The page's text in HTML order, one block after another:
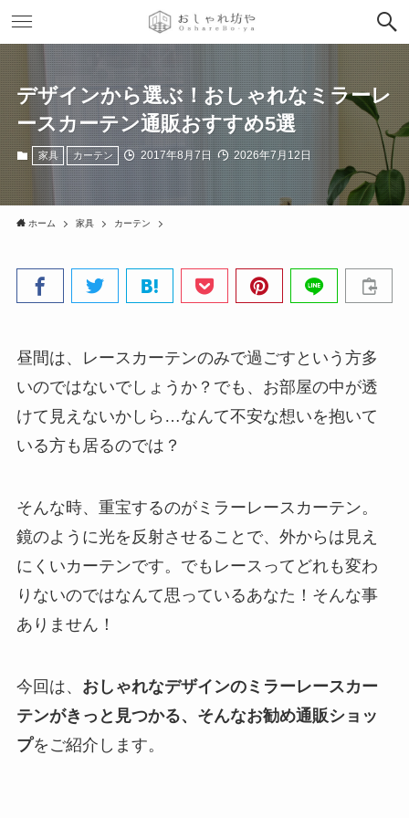
デザインから選ぶ！おしゃれなミラーレ
ースカーテン通販おすすめ5選
家具 カーテン 2017年8月7日 2026年7月12日
ホーム 家具 カーテン
昼間は、レースカーテンのみで過ごすという方多
いのではないでしょうか？でも、お部屋の中が透
けて見えないかしら…なんて不安な想いを抱いて
いる方も居るのでは？
そんな時、重宝するのがミラーレースカーテン。
鏡のように光を反射させることで、外からは見え
にくいカーテンです。でもレースってどれも変わ
りないのではなんて思っているあなた！そんな事
ありません！
今回は、 おしゃれなデザインのミラーレースカー
テンがきっと見つかる、そんなお勧め通販ショッ
プをご紹介します。